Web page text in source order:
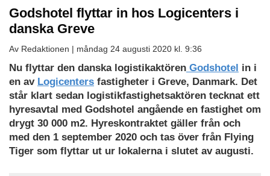
Godshotel flyttar in hos Logicenters i
danska Greve
Av Redaktionen | måndag 24 augusti 2020 kl. 9:36
Nu flyttar den danska logistikaktören Godshotel in i
en av Logicenters fastigheter i Greve, Danmark. Det
står klart sedan logistikfastighetsaktören tecknat ett
hyresavtal med Godshotel angående en fastighet om
drygt 30 000 m2. Hyreskontraktet gäller från och
med den 1 september 2020 och tas över från Flying
Tiger som flyttar ut ur lokalerna i slutet av augusti.